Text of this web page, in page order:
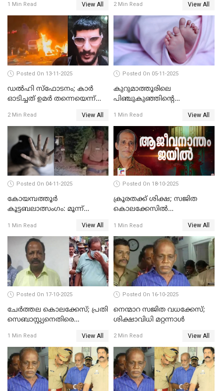
1 Min Read View All 2 Min Read View All
Posted On 13-11-2025
ഡല്‍ഹി സ്‌ഫോടനം; കാര്‍
ഓടിച്ചത് ഉമര്‍ തന്നെയെന്ന്
പരിശോധനാഫലം
2 Min Read View All
Posted On 05-11-2025
കുറുമാത്തൂരിലെ
പിഞ്ചുകുഞ്ഞിന്റെ
അറസ്റ്റില്‍
1 Min Read View All
Posted On 04-11-2025
കോയമ്പത്തൂർ
കൂട്ടബലാത്സംഗം: മൂന്ന്
1 Min Read View All
Posted On 18-10-2025
ക്രൂരതക്ക് ശിക്ഷ; സജിത
കൊലക്കേസില്‍
ഇരട്ടജീവപര്യന്തം
1 Min Read View All
Posted On 17-10-2025
ചേര്‍ത്തല കൊലക്കേസ്; പ്രതി
സെബാസ്റ്റ്യനെതിരെ
1 Min Read View All
Posted On 16-10-2025
നെന്മാറ സജിത വധക്കേസ്;
ശിക്ഷാവിധി മറ്റന്നാള്‍
2 Min Read View All